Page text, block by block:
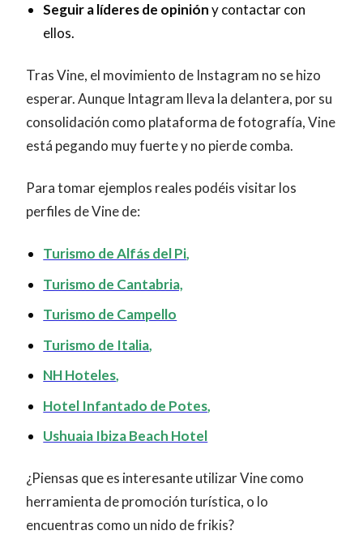
Seguir a líderes de opinióny contactar con
ellos.
Tras Vine, el movimiento de Instagram no se hizo
esperar. Aunque Intagram lleva la delantera, por su
consolidación como plataforma de fotografía, Vine
está pegando muy fuerte y no pierde comba.
Para tomar ejemplos reales podéis visitar los
perfiles de Vine de:
Turismo de Alfás del Pi,
Turismo de Cantabria,
Turismo de Campello
Turismo de Italia,
NH Hoteles,
Hotel Infantado de Potes,
Ushuaia Ibiza Beach Hotel
¿Piensas que es interesante utilizar Vine como
herramienta de promoción turística, o lo
encuentras como un nido de frikis?